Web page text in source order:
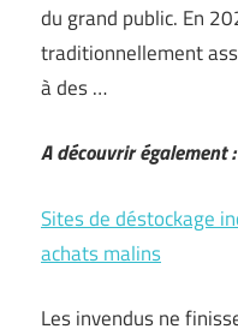
du grand public. En
traditionnellement
à des …
A découvrir également :
Sites de déstockage
achats malins
Les invendus ne